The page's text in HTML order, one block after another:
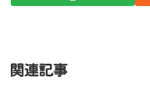
関連記事